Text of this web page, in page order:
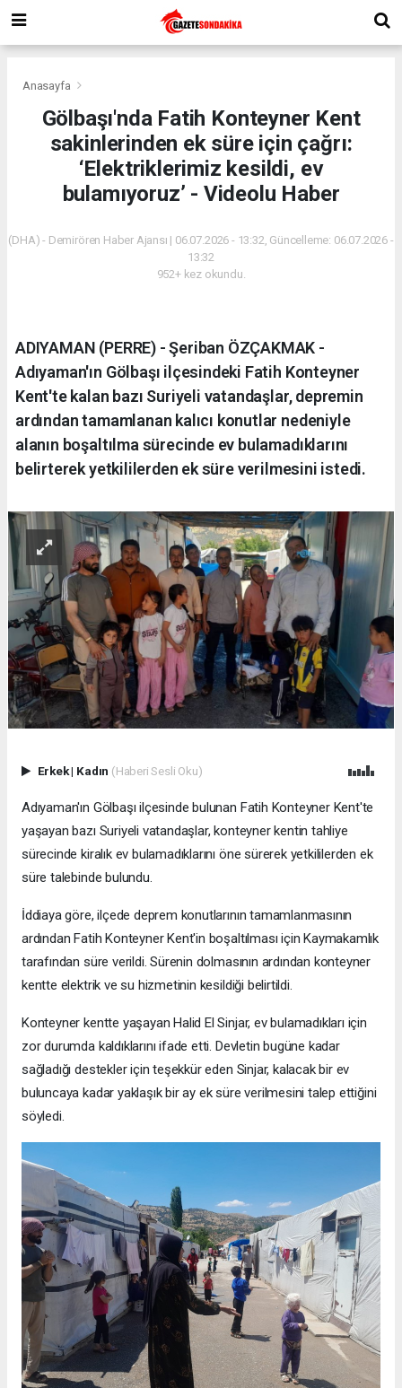
Anasayfa
Gölbaşı'nda Fatih Konteyner Kent
sakinlerinden ek süre için çağrı:
‘Elektriklerimiz kesildi, ev
bulamıyoruz’ - Videolu Haber
(DHA) - Demirören Haber Ajansı | 06.07.2026 - 13:32, Güncelleme: 06.07.2026 -
13:32
952+ kez okundu.
ADIYAMAN (PERRE) - Şeriban ÖZÇAKMAK -
Adıyaman'ın Gölbaşı ilçesindeki Fatih Konteyner
Kent'te kalan bazı Suriyeli vatandaşlar, depremin
ardından tamamlanan kalıcı konutlar nedeniyle
alanın boşaltılma sürecinde ev bulamadıklarını
belirterek yetkililerden ek süre verilmesini istedi.
Erkek| Kadın (Haberi Sesli Oku)
Adıyaman'ın Gölbaşı ilçesinde bulunan Fatih Konteyner Kent'te
yaşayan bazı Suriyeli vatandaşlar, konteyner kentin tahliye
sürecinde kiralık ev bulamadıklarını öne sürerek yetkililerden ek
süre talebinde bulundu.
İddiaya göre, ilçede deprem konutlarının tamamlanmasının
ardından Fatih Konteyner Kent'in boşaltılması için Kaymakamlık
tarafından süre verildi. Sürenin dolmasının ardından konteyner
kentte elektrik ve su hizmetinin kesildiği belirtildi.
Konteyner kentte yaşayan Halid El Sinjar, ev bulamadıkları için
zor durumda kaldıklarını ifade etti. Devletin bugüne kadar
sağladığı destekler için teşekkür eden Sinjar, kalacak bir ev
buluncaya kadar yaklaşık bir ay ek süre verilmesini talep ettiğini
söyledi.